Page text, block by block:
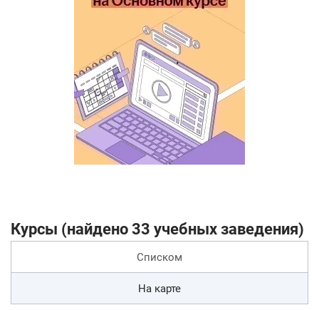
Курсы (найдено 33 учебных заведения)
Списком
На карте